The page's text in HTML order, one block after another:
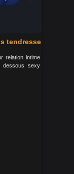
tendresse
relation intime
dessous sexy